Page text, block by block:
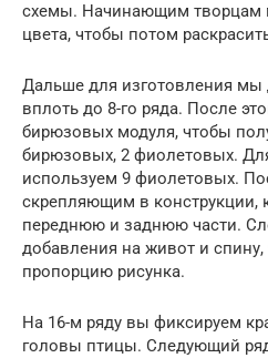
схемы. Начинающим творцам
цвета, чтобы потом
Дальше для изготовления мы
вплоть до 8-го ряда. После
бирюзовых модуля, чтобы
бирюзовых, 2 фиолетовых.
используем 9 фиолетовых.
скрепляющим в конструкции,
переднюю и заднюю части.
добавления на живот и
пропорцию рисунка.
На 16-м ряду вы фиксируем
головы птицы. Следующий ряд